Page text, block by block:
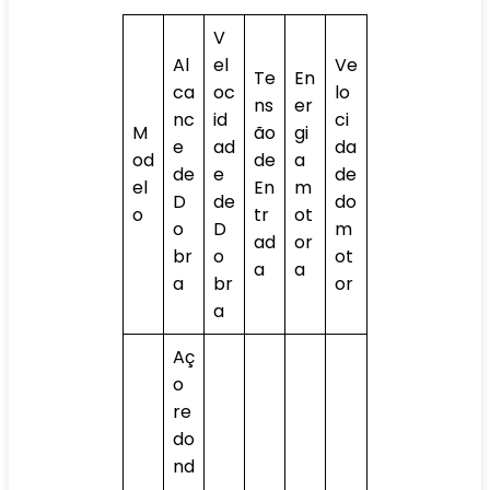
M
od
el
o
Al
ca
nc
e
de
D
o
br
a
V
el
oc
id
ad
e
de
D
o
br
a
Te
ns
ão
de
En
tr
ad
a
En
er
gi
a
m
ot
or
a
Ve
lo
ci
da
de
do
m
ot
or
Aç
o
re
do
nd